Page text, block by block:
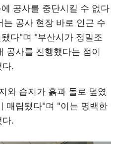
공사를 중단시킬 수 없다
는 공사 현장 바로 인근 수
다"며 "부산시가 정밀조
공사를 진행했다는 점이
다.
와 습지가 흙과 돌로 덮였
매립됐다"며 "이는 명백한
다.